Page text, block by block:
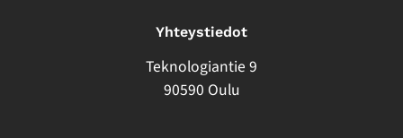
Yhteystiedot
Teknologiantie 9
90590 Oulu